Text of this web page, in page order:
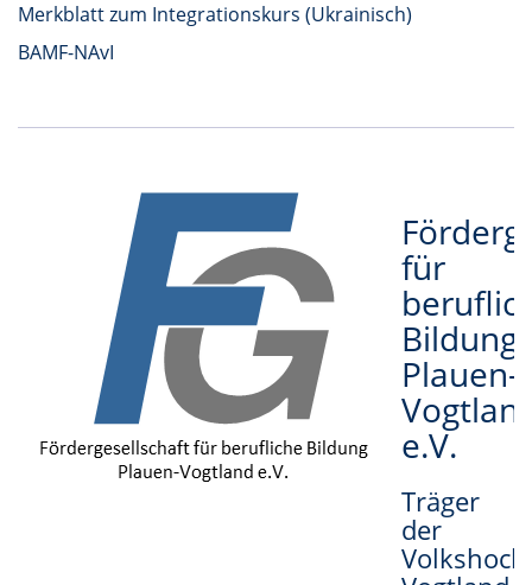
Merkblatt zum Integrationskurs (Ukrainisch)
BAMF-NAvI
für
Bildung
Plauen-
e.V.
Träger
der